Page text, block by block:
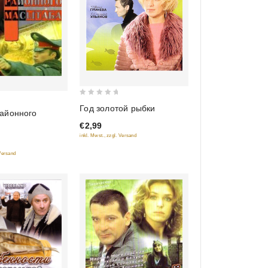
out
of
5
Год золотой рыбки
€2,99
inkl. Mwst., zzgl. Versand